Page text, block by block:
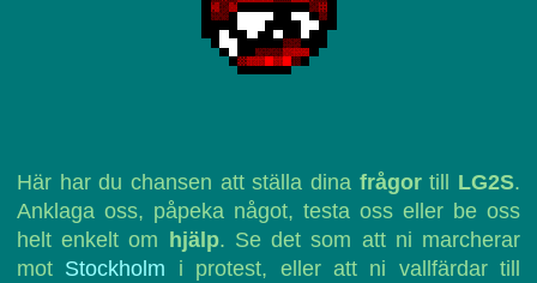
Här har du chansen att ställa dina frågortill LG2S.
Anklaga oss, påpeka något, testa oss eller be oss
helt enkelt om
hjälp. Se det som att ni marcherar
mot Stockholm i protest, eller att ni vallfärdar till